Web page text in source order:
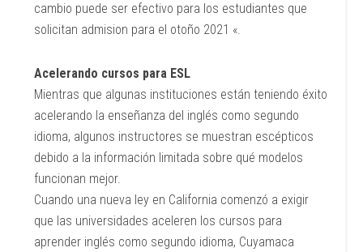
cambio puede ser efectivo para los estudiantes que
solicitan admision para el otoño 2021 «.
Acelerando cursos para ESL
Mientras que algunas instituciones están teniendo éxito
acelerando la enseñanza del inglés como segundo
idioma, algunos instructores se muestran escépticos
debido a la información limitada sobre qué modelos
funcionan mejor.
Cuando una nueva ley en California comenzó a exigir
que las universidades aceleren los cursos para
aprender inglés como segundo idioma, Cuyamaca